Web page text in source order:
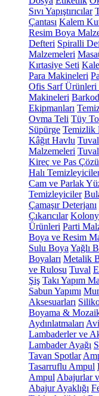
Sıvı Yapıştırıcılar
Çantası Kalem
Resim Boya
Defteri Spiralli
Malzemeleri
Kırtasiye Seti
Para Makineleri
Ofis Sarf Ürünleri
Makineleri
Ekipmanları
Ovma Teli Tüy
Süpürge Temizlik
Kâğıt Havlu
Malzemeleri
Kireç ve Pas
Halı
Cam ve Parlak
Temizleyiciler
Çamaşır Deterjanı
Çıkarıcılar
Ürünleri Parti
Boya ve Resim
Sulu Boya Yağlı
Boyaları Metalik
ve Rulosu Tuval
Şiş Takı Yapım
Sabun Yapımı
Aksesuarları
Boyama &
Aydınlatmaları
Lambaderler ve
Lambader Ayağı
Tavan Spotlar
Tasarruflu Ampul
Ampul Abajurlar
Abajur Ayaklığı